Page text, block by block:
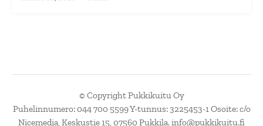
© Copyright Pukkikuitu Oy
Puhelinnumero: 044 700 5599 Y-tunnus: 3225453-1 Osoite: c/o
Nicemedia, Keskustie 15, 07560 Pukkila. info@pukkikuitu.fi